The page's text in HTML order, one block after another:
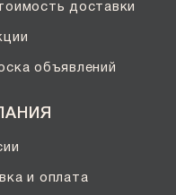
доставки
объявлений
и оплата